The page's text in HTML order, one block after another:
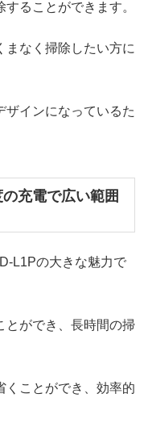
ることができます。
まなく掃除したい方に
ザインになっているた
充電で広い範囲
L1Pの大きな魅力で
とができ、長時間の掃
くことができ、効率的